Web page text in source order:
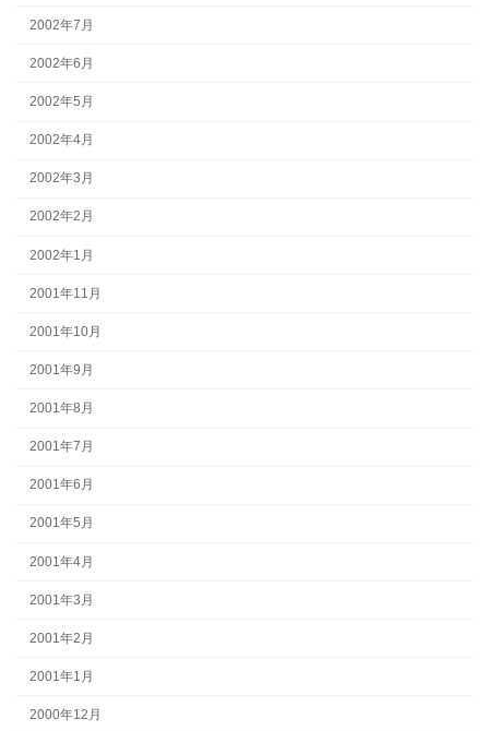
2002年7月
2002年6月
2002年5月
2002年4月
2002年3月
2002年2月
2002年1月
2001年11月
2001年10月
2001年9月
2001年8月
2001年7月
2001年6月
2001年5月
2001年4月
2001年3月
2001年2月
2001年1月
2000年12月